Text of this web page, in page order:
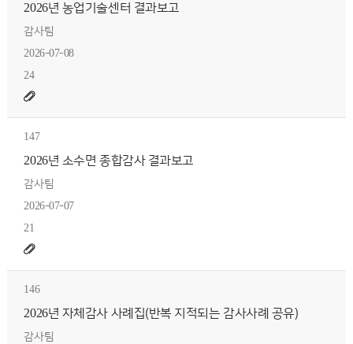
2026년 농업기술센터 결과보고
감사팀
2026-07-08
24
147
2026년 소수면 종합감사 결과보고
감사팀
2026-07-07
21
146
2026년 자체감사 사례집(반복 지적되는 감사사례 공유)
감사팀